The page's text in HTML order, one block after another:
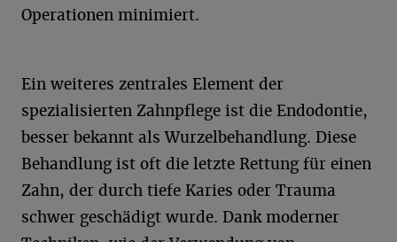
Operationen minimiert.
Ein weiteres zentrales Element der
spezialisierten Zahnpflege ist die Endodontie,
besser bekannt als Wurzelbehandlung. Diese
Behandlung ist oft die letzte Rettung für einen
Zahn, der durch tiefe Karies oder Trauma
schwer geschädigt wurde. Dank moderner